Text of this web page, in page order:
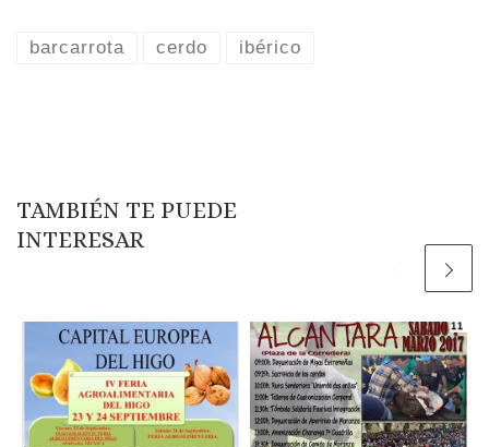
barcarrota cerdo ibérico
TAMBIÉN TE PUEDE
INTERESAR